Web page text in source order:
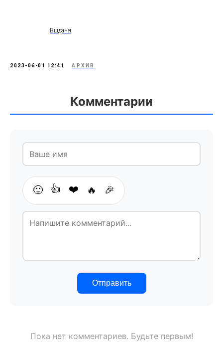
Вшданя
2023-06-01 12:41 АРХИВ
Комментарии
🙂 👍 ❤️ 🔥 🎉
Отправить
Пока нет комментариев. Будьте первым!